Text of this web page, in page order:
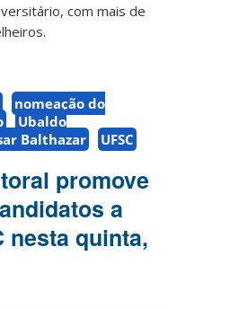
com mais de
nomeação do
Ubaldo
Balthazar UFSC
promove
a
nesta quinta,